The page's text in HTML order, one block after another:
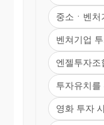
중소ㆍ벤처
벤쳐기업
엔젤투자조
투자유치를
영화 투자